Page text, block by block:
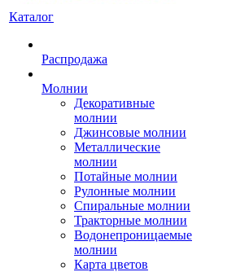
Каталог
Распродажа
Молнии
Декоративные
молнии
Джинсовые молнии
Металлические
молнии
Потайные молнии
Рулонные молнии
Спиральные молнии
Тракторные молнии
Водонепроницаемые
молнии
Карта цветов